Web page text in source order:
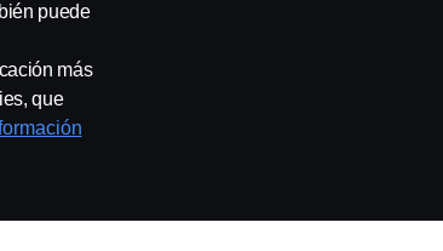
Whistleblowing
puede
más
que